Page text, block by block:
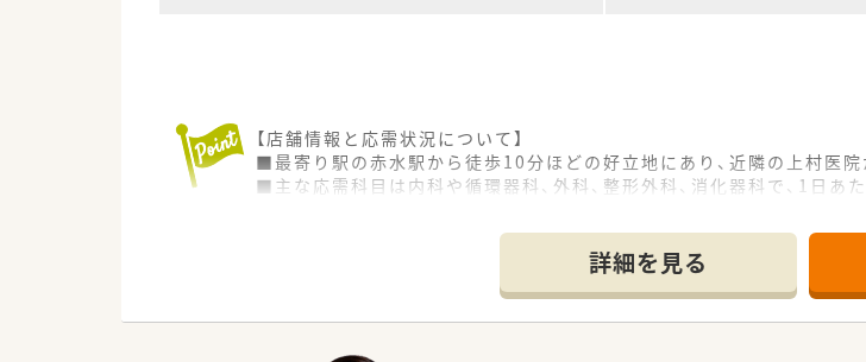
【店舗情報と応需状況について】
■最寄り駅の赤水駅から徒歩10分ほどの好立地にあり、近隣の上村医院
■主な応需科目は内科や循環器科、外科、整形外科、消化器科で、1日あ
■地域に密着した医療提供をさらに充実させるための増員募集であり、
■患者様一人ひとりと丁寧に向き合い、思いやりのあるコミュニケーシ
■未経験やブランクのある方でも、これから知識を深めたいという前
詳細を見る